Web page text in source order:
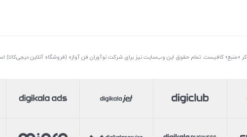
«منبع» کافیست. تمام حقوق اين وب‌سايت نیز برای شرکت نوآوران فن آوازه (فروشگاه آنلاین دیجی‌کالا)